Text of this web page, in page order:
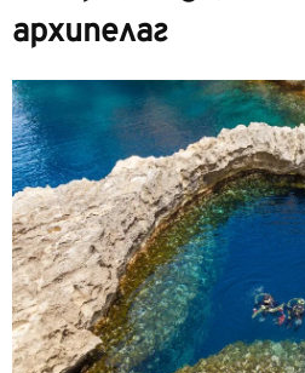
архипелаг